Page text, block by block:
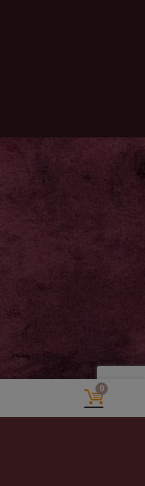
0